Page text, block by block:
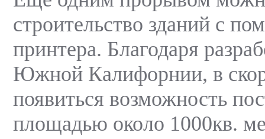
строительство зданий с
принтера. Благодаря
Южной Калифорнии, в
появиться возможность
площадью около 1000кв.